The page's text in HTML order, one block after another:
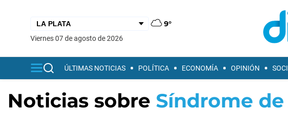
9°
viernes 07 de agosto de 2026
ÚLTIMAS NOTICIAS POLÍTICA ECONOMÍA OPINIÓN
Noticias sobre Síndrome